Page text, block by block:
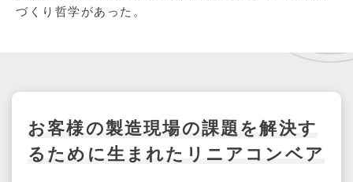
づくり哲学があった。
お客様の製造現場の課題を解決す
るために生まれたリニアコンベア